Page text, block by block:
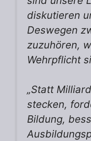
diskutieren
Deswegen
zuzuhören,
Wehrpflicht
„Statt
stecken,
Bildung,